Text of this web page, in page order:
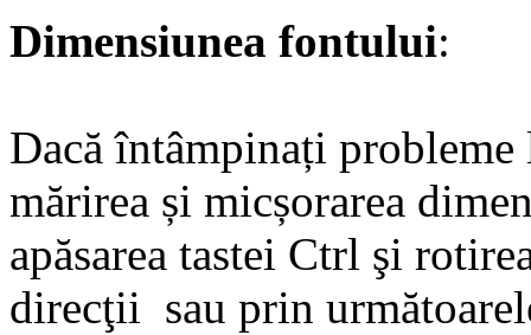
Dimensiunea fontului:
Dacă întâmpinați
mărirea și micșorarea
apăsarea tastei Ctrl şi
direcţii sau prin